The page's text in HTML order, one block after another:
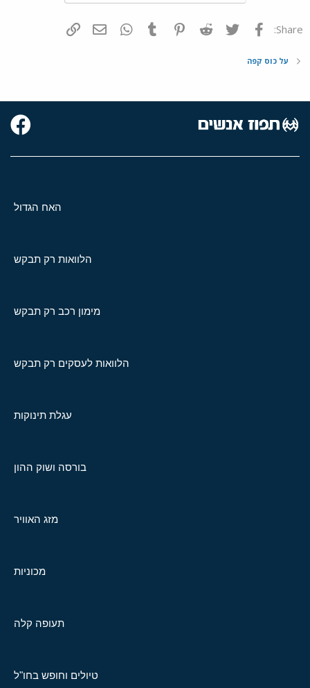
Share: פייסבוק Twitter
Reddit
Pinterest
Tumblr
WhatsAppדואר אלקטרוני
על כוס קפה
האח הגדול
הלוואות רק תבקש
מימון רכב רק תבקש
הלוואות לעסקים רק תבקש
עגלת תינוקות
בורסה ושוק ההון
מזג האוויר
מכוניות
תעופה קלה
טיולים וחופש בחו"ל